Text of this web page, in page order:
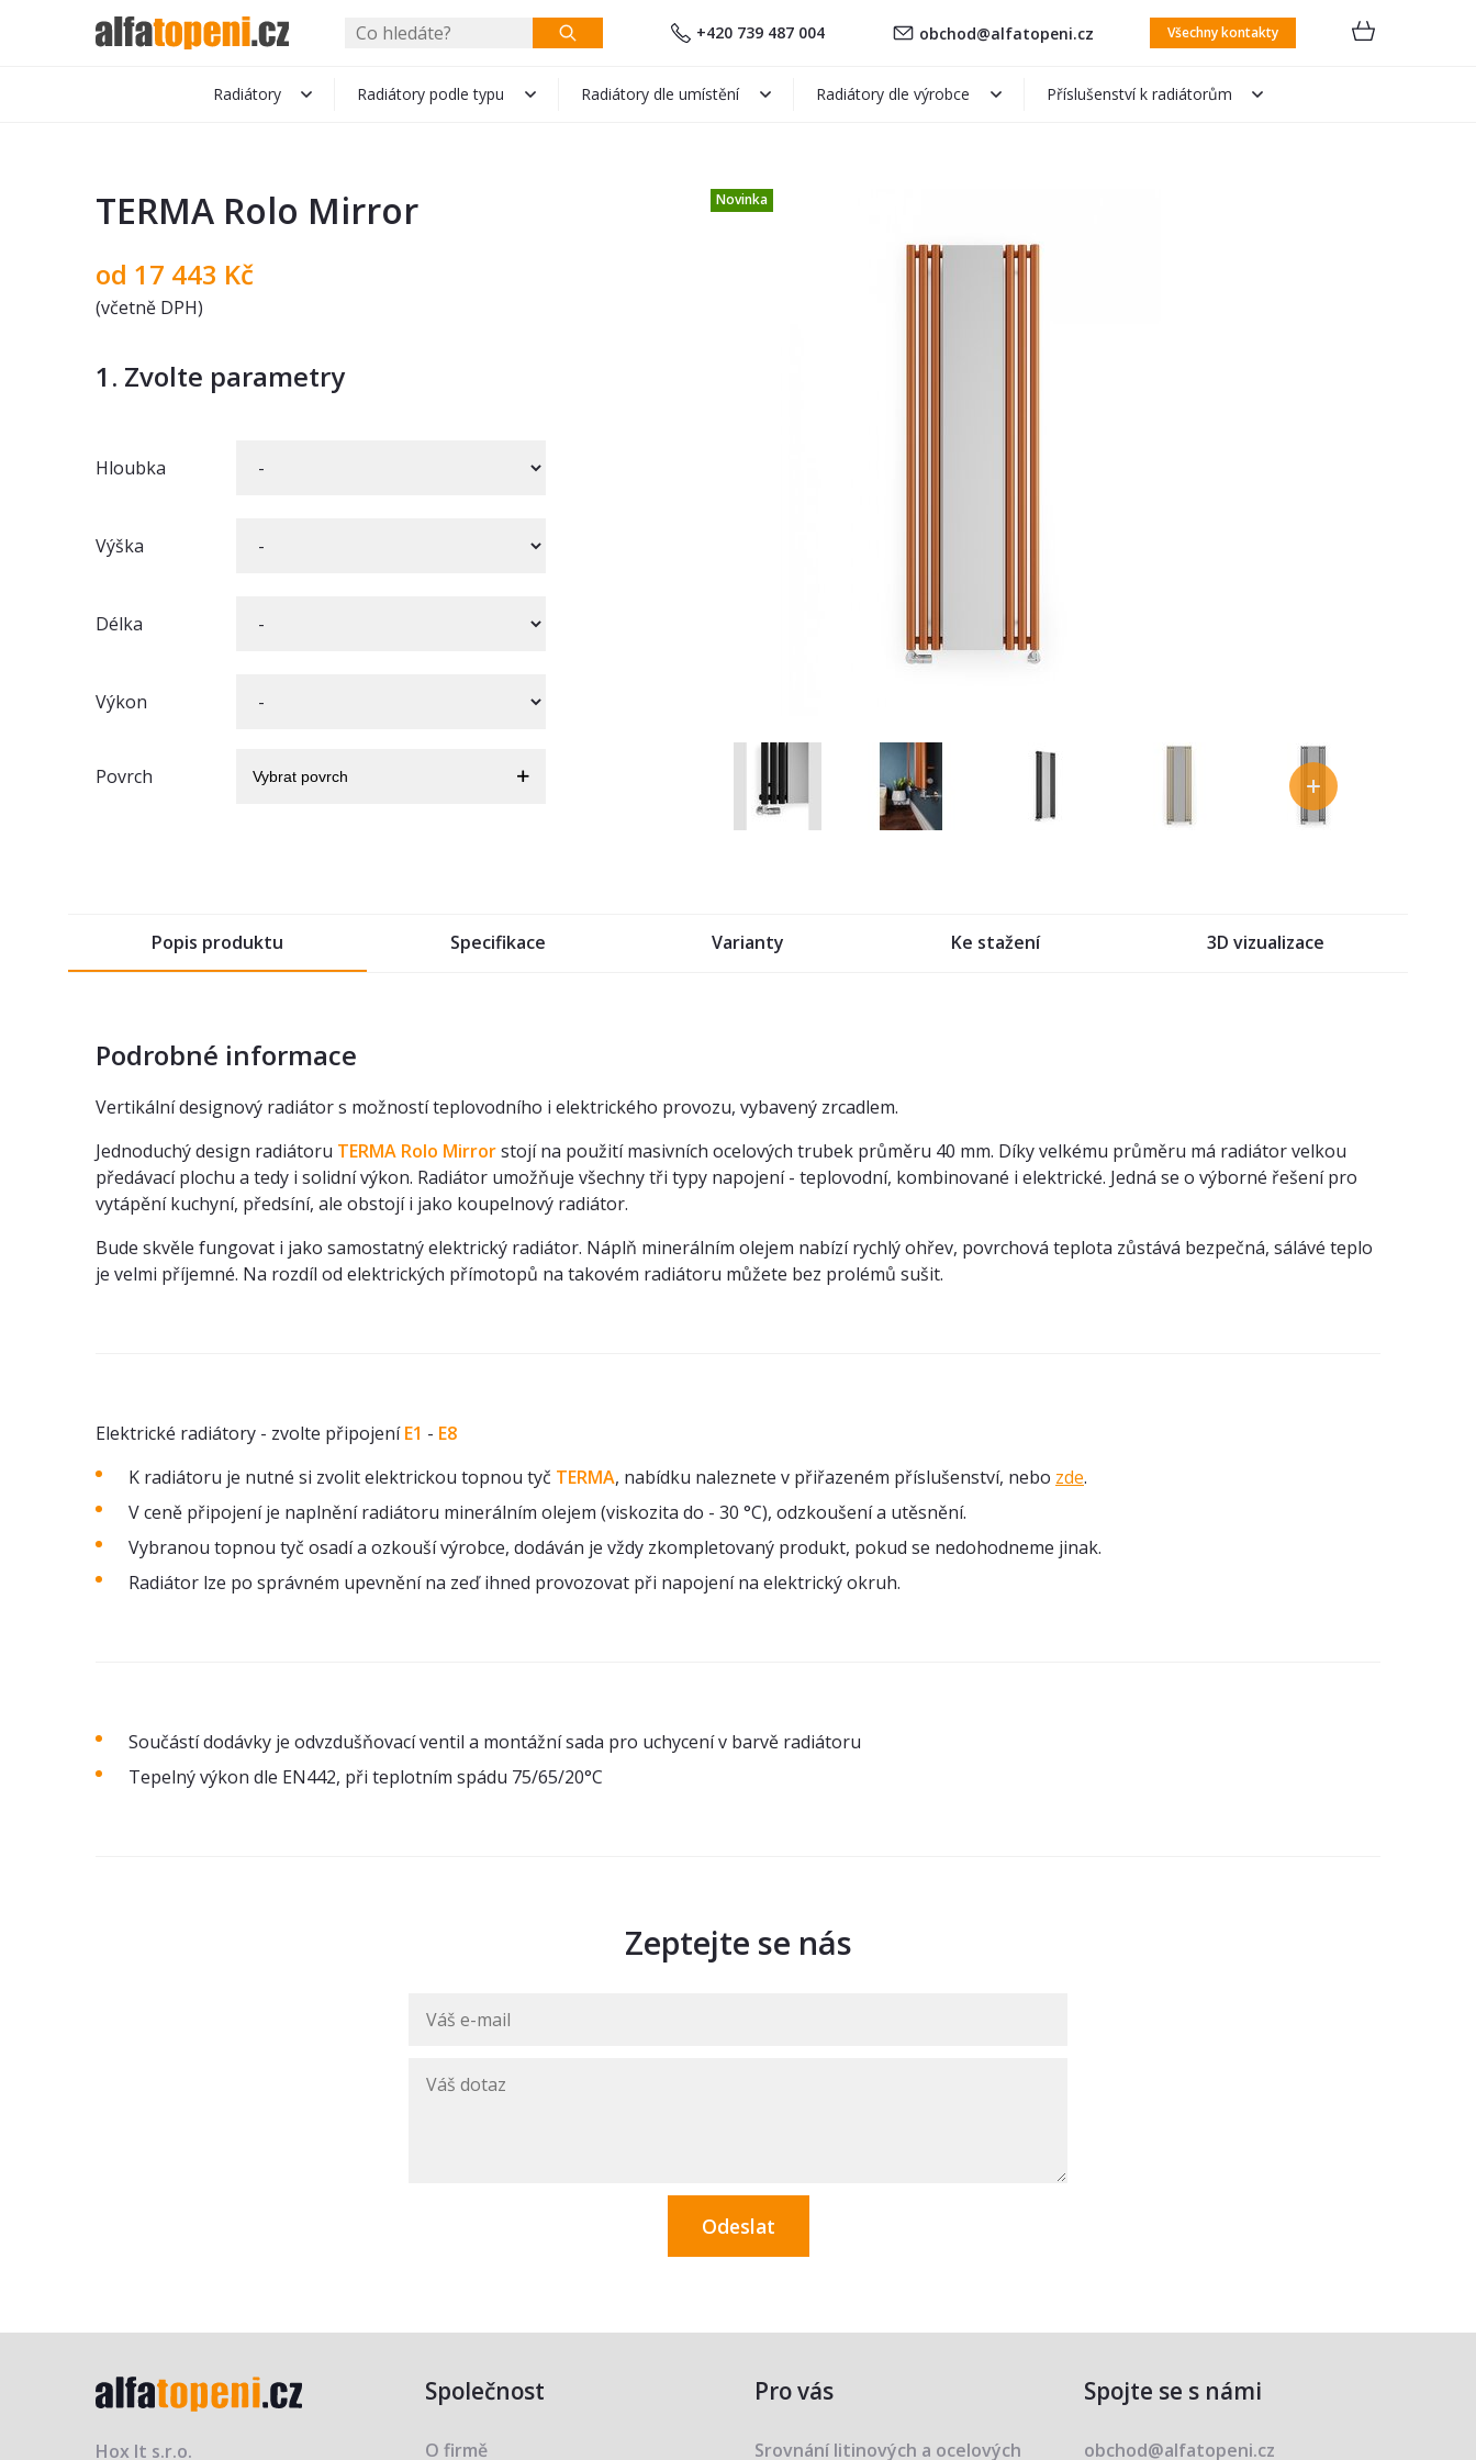
+420 739 487 004 obchod@alfatopeni.cz Všechny kontakty
Radiátory Radiátory podle typu Radiátory dle umístění Radiátory dle výrobce Příslušenství k radiátorům
Novinka
TERMA Rolo Mirror
od 17 443 Kč
(včetně DPH)
1. Zvolte parametry
Hloubka
Výška
Délka
Výkon
Povrch Vybrat povrch
Popis produktu Specifikace Varianty Ke stažení 3D vizualizace
Podrobné informace
Vertikální designový radiátor s možností teplovodního i elektrického provozu, vybavený zrcadlem.
Jednoduchý design radiátoru TERMA Rolo Mirrorstojí na použití masivních ocelových trubek průměru 40 mm. Díky velkému průměru má radiátor velkou
předávací plochu a tedy i solidní výkon. Radiátor umožňuje všechny tři typy napojení - teplovodní, kombinované i elektrické. Jedná se o výborné řešení pro
vytápění kuchyní, předsíní, ale obstojí i jako koupelnový radiátor.
Bude skvěle fungovat i jako samostatný elektrický radiátor. Náplň minerálním olejem nabízí rychlý ohřev, povrchová teplota zůstává bezpečná, sálávé teplo
je velmi příjemné. Na rozdíl od elektrických přímotopů na takovém radiátoru můžete bez prolémů sušit.
Elektrické radiátory - zvolte připojeníE1 - E8
K radiátoru je nutné si zvolit elektrickou topnou tyč TERMA, nabídku naleznete v přiřazeném příslušenství, nebo zde.
V ceně připojení je naplnění radiátoru minerálním olejem (viskozita do - 30 °C), odzkoušení a utěsnění.
Vybranou topnou tyč osadí a ozkouší výrobce, dodáván je vždy zkompletovaný produkt, pokud se nedohodneme jinak.
Radiátor lze po správném upevnění na zeď ihned provozovat při napojení na elektrický okruh.
Součástí dodávky je odvzdušňovací ventil a montážní sada pro uchycení v barvě radiátoru
Tepelný výkon dle EN442, při teplotním spádu 75/65/20°C
Zeptejte se nás
Hox It s.r.o.
Společnost
O firmě
Pro vás
Srovnání litinových a ocelových
Spojte se s námi
obchod@alfatopeni.cz